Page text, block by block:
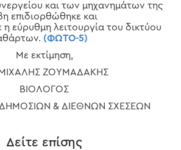
και των μηχανημάτων της
επιδιορθώθηκε και
εύρυθμη λειτουργία του δικτύου
(ΦΩΤΟ-5)
Με εκτίμηση,
ΖΟΥΜΑΔΑΚΗΣ
ΒΙΟΛΟΓΟΣ
& ΔΙΕΘΝΩΝ ΣΧΕΣΕΩΝ
Δείτε επίσης